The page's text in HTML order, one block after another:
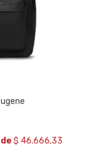
$ 46.666,33